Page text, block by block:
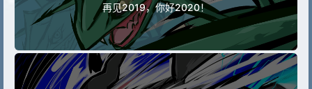
再见2019，你好2020！